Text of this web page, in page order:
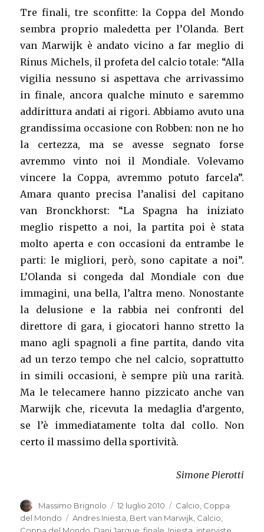
Tre finali, tre sconfitte: la Coppa del Mondo
sembra proprio maledetta per l’Olanda. Bert
van Marwijk è andato vicino a far meglio di
Rinus Michels, il profeta del calcio totale: “Alla
vigilia nessuno si aspettava che arrivassimo
in finale, ancora qualche minuto e saremmo
addirittura andati ai rigori. Abbiamo avuto una
grandissima occasione con Robben: non ne ho
la certezza, ma se avesse segnato forse
avremmo vinto noi il Mondiale. Volevamo
vincere la Coppa, avremmo potuto farcela”.
Amara quanto precisa l’analisi del capitano
van Bronckhorst: “La Spagna ha iniziato
meglio rispetto a noi, la partita poi è stata
molto aperta e con occasioni da entrambe le
parti: le migliori, però, sono capitate a noi”.
L’Olanda si congeda dal Mondiale con due
immagini, una bella, l’altra meno. Nonostante
la delusione e la rabbia nei confronti del
direttore di gara, i giocatori hanno stretto la
mano agli spagnoli a fine partita, dando vita
ad un terzo tempo che nel calcio, soprattutto
in simili occasioni, è sempre più una rarità.
Ma le telecamere hanno pizzicato anche van
Marwijk che, ricevuta la medaglia d’argento,
se l’è immediatamente tolta dal collo. Non
certo il massimo della sportività.
Simone Pierotti
Autore
Massimo Brignolo
Pubblicato
il
12 luglio 2010 Categorie
Calcio, Coppa
del Mondo
Tag
Andres Iniesta, Bert van Marwijk, Calcio,